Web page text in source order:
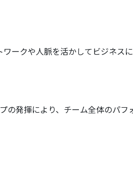
や人脈を活かしてビジ
揮により、チーム全体の